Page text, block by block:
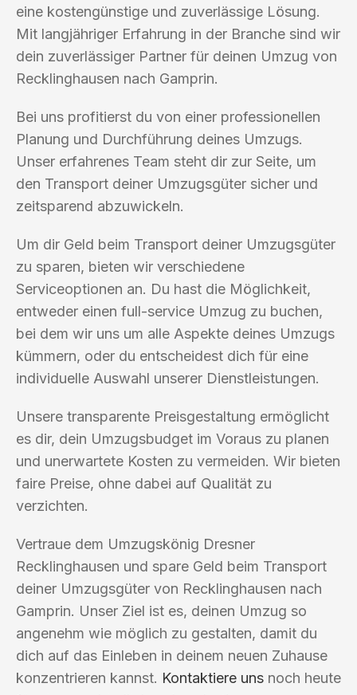
eine kostengünstige und zuverlässige Lösung.
Mit langjähriger Erfahrung in der Branche sind wir
dein zuverlässiger Partner für deinen Umzug von
Recklinghausen nach Gamprin.
Bei uns profitierst du von einer professionellen
Planung und Durchführung deines Umzugs.
Unser erfahrenes Team steht dir zur Seite, um
den Transport deiner Umzugsgüter sicher und
zeitsparend abzuwickeln.
Um dir Geld beim Transport deiner Umzugsgüter
zu sparen, bieten wir verschiedene
Serviceoptionen an. Du hast die Möglichkeit,
entweder einen full-service Umzug zu buchen,
bei dem wir uns um alle Aspekte deines Umzugs
kümmern, oder du entscheidest dich für eine
individuelle Auswahl unserer Dienstleistungen.
Unsere transparente Preisgestaltung ermöglicht
es dir, dein Umzugsbudget im Voraus zu planen
und unerwartete Kosten zu vermeiden. Wir bieten
faire Preise, ohne dabei auf Qualität zu
verzichten.
Vertraue dem Umzugskönig Dresner
Recklinghausen und spare Geld beim Transport
deiner Umzugsgüter von Recklinghausen nach
Gamprin. Unser Ziel ist es, deinen Umzug so
angenehm wie möglich zu gestalten, damit du
dich auf das Einleben in deinem neuen Zuhause
konzentrieren kannst. Kontaktiere uns noch heute